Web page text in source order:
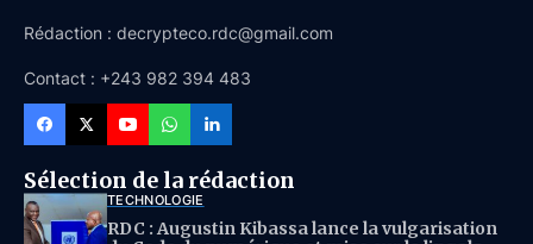
Rédaction : decrypteco.rdc@gmail.com
Contact : +243 982 394 483
Sélection de la rédaction
TECHNOLOGIE
RDC : Augustin Kibassa lance la vulgarisation